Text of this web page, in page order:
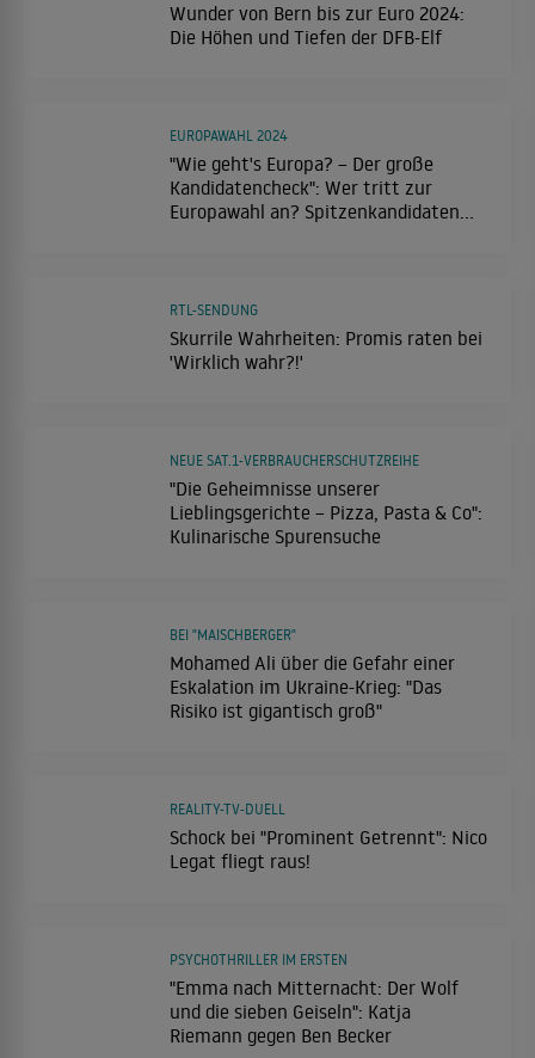
Wunder von Bern bis zur Euro 2024:
Die Höhen und Tiefen der DFB-Elf
"Wie geht's Europa? – Der große
Kandidatencheck": Wer tritt zur
Europawahl an? Spitzenkandidaten
EUROPAWAHL 2024
Skurrile Wahrheiten: Promis raten bei
'Wirklich wahr?!'
RTL-SENDUNG
"Die Geheimnisse unserer
Lieblingsgerichte – Pizza, Pasta & Co":
Kulinarische Spurensuche
NEUE SAT.1-VERBRAUCHERSCHUTZREIHE
Mohamed Ali über die Gefahr einer
Eskalation im Ukraine-Krieg: "Das
Risiko ist gigantisch groß"
BEI "MAISCHBERGER"
Schock bei "Prominent Getrennt": Nico
Legat fliegt raus!
REALITY-TV-DUELL
"Emma nach Mitternacht: Der Wolf
und die sieben Geiseln": Katja
Riemann gegen Ben Becker
PSYCHOTHRILLER IM ERSTEN